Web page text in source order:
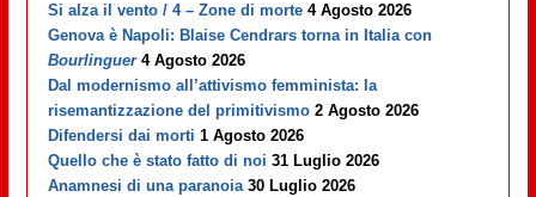
Si alza il vento / 4 – Zone di morte 4 Agosto 2026
Genova è Napoli: Blaise Cendrars torna in Italia con
Bourlinguer 4 Agosto 2026
Dal modernismo all’attivismo femminista: la
risemantizzazione del primitivismo 2 Agosto 2026
Difendersi dai morti 1 Agosto 2026
Quello che è stato fatto di noi 31 Luglio 2026
Anamnesi di una paranoia 30 Luglio 2026